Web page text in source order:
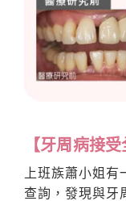
【牙周病接
上班族蕭小姐
查詢，發現與牙